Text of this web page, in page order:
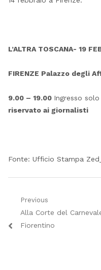
L’ALTRA TOSCANA- 19
FIRENZE Palazzo degli
9.00 – 19.00 Ingresso
riservato ai giornalisti
Fonte: Ufficio Stampa
Navigazione
articoli
Previous
Previous
post:
Alla Corte del
Fiorentino